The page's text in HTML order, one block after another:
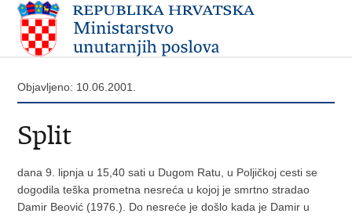
Objavljeno: 10.06.2001.
Split
dana 9. lipnja u 15,40 sati u Dugom Ratu, u Poljičkoj cesti se
dogodila teška prometna nesreća u kojoj je smrtno stradao
Damir Beović (1976.). Do nesreće je došlo kada je Damir u